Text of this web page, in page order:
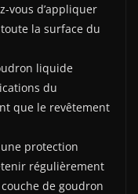
vous d’appliquer
la surface du
liquide
du
que le revêtement
protection
régulièrement
de goudron